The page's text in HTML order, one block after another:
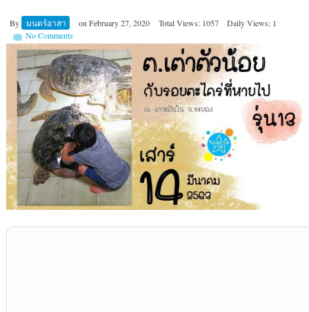
By มนตร์อาสา on February 27, 2020 Total Views: 1057
Daily Views: 1
No Comments